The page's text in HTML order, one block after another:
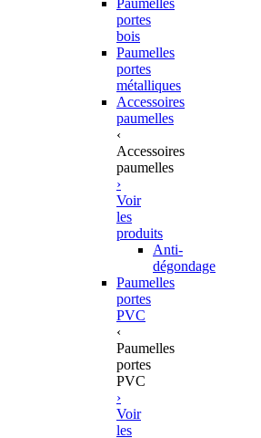
portes
bois
Paumelles
portes
métalliques
Accessoires
paumelles
‹
Accessoires
paumelles
›
Voir
les
produits
Anti-
dégondage
Paumelles
portes
PVC
‹
Paumelles
portes
PVC
›
Voir
les